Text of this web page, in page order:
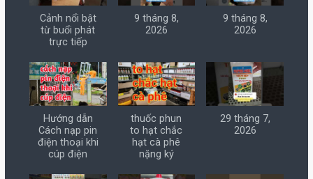
Cảnh nổi bật
từ buổi phát
trực tiếp
9 tháng 8,
2026
9 tháng 8,
2026
Hướng dẫn
Cách nạp pin
điện thoại khi
cúp điện
thuốc phun
to hạt chắc
hạt cà phê
nặng ký
29 tháng 7,
2026